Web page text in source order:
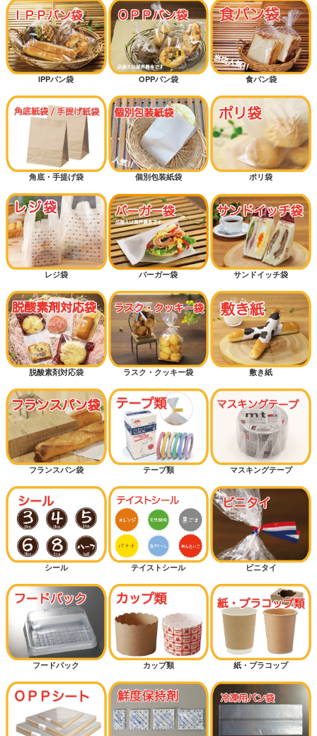
IPPパン袋 OPPパン袋 食パン袋
角底・手提げ袋 個別包装紙袋 ポリ袋
レジ袋 バーガー袋 サンドイッチ袋
脱酸素剤対応袋 ラスク・クッキー袋 敷き紙
フランスパン袋 テープ類 マスキングテープ
シール テイストシール ビニタイ
フードパック カップ類 紙・プラコップ